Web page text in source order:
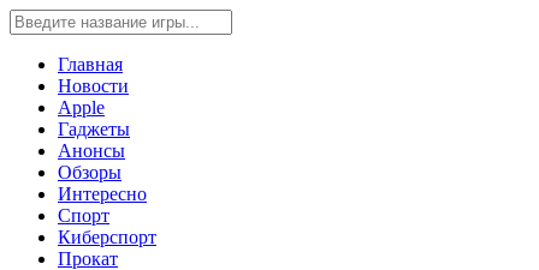
Главная
Новости
Apple
Гаджеты
Анонсы
Обзоры
Интересно
Спорт
Киберспорт
Прокат